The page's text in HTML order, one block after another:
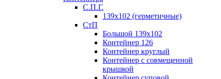
С.П.Г.
139х102 (герметичные)
СтП
Большой 139х102
Контейнер 126
Контейнер круглый
Контейнер с совмещенной
крышкой